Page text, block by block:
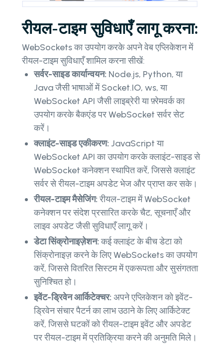
रीयल-टाइम सुविधाएँ लागू करना:
WebSockets का उपयोग करके अपने वेब एप्लिकेशन में
रीयल-टाइम सुविधाएँ शामिल करना सीखें:
सर्वर-साइड कार्यान्वयन: Node.js, Python, या
Java जैसी भाषाओं में Socket.IO, ws, या
WebSocket API जैसी लाइब्रेरी या फ़्रेमवर्क का
उपयोग करके बैकएंड पर WebSocket सर्वर सेट
करें।
क्लाइंट-साइड एकीकरण: JavaScript या
WebSocket API का उपयोग करके क्लाइंट-साइड से
WebSocket कनेक्शन स्थापित करें, जिससे क्लाइंट
सर्वर से रीयल-टाइम अपडेट भेज और प्राप्त कर सके।
रीयल-टाइम मैसेजिंग:रीयल-टाइम में WebSocket
कनेक्शन पर संदेश प्रसारित करके चैट, सूचनाएँ और
लाइव अपडेट जैसी सुविधाएँ लागू करें।
डेटा सिंक्रोनाइज़ेशन:कई क्लाइंट के बीच डेटा को
सिंक्रोनाइज़ करने के लिए WebSockets का उपयोग
करें, जिससे वितरित सिस्टम में एकरूपता और सुसंगतता
सुनिश्चित हो।
इवेंट-ड्रिवेन आर्किटेक्चर: अपने एप्लिकेशन को इवेंट-
ड्रिवेन संचार पैटर्न का लाभ उठाने के लिए आर्किटेक्ट
करें, जिससे घटकों को रीयल-टाइम इवेंट और अपडेट
पर रीयल-टाइम में प्रतिक्रिया करने की अनुमति मिले।